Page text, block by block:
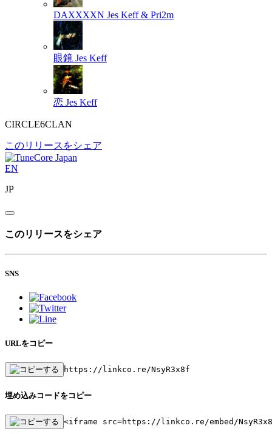
DAXXXXN Jes Keff & Pri2m
眼鏡 Jes Keff
恋 Jes Keff
CIRCLE6CLAN
このリリースをシェア
EN
JP
このリリースをシェア
SNS
URLをコピー
https://linkco.re/NsyR3x8f
埋め込みコードをコピー
<iframe src=https://linkco.re/embed/